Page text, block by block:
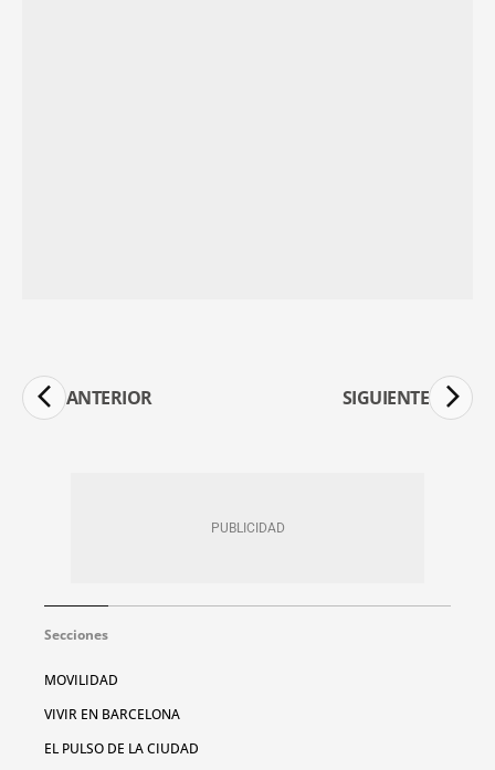
ANTERIOR SIGUIENTE
Secciones
MOVILIDAD
VIVIR EN BARCELONA
EL PULSO DE LA CIUDAD